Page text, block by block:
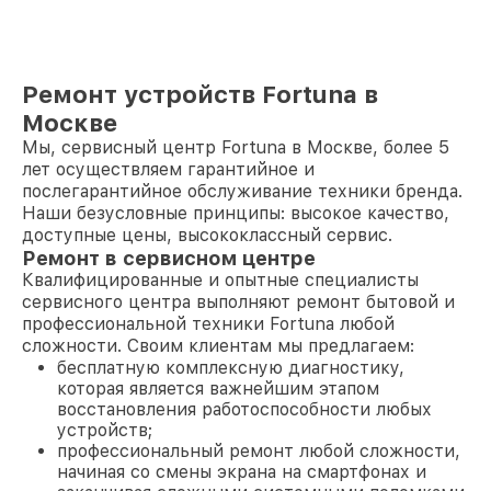
Ремонт устройств Fortuna в
Москве
Мы, сервисный центр Fortuna в Москве, более 5
лет осуществляем гарантийное и
послегарантийное обслуживание техники бренда.
Наши безусловные принципы: высокое качество,
доступные цены, высококлассный сервис.
Ремонт в сервисном центре
Квалифицированные и опытные специалисты
сервисного центра выполняют ремонт бытовой и
профессиональной техники Fortuna любой
сложности. Своим клиентам мы предлагаем:
бесплатную комплексную диагностику,
которая является важнейшим этапом
восстановления работоспособности любых
устройств;
профессиональный ремонт любой сложности,
начиная со смены экрана на смартфонах и